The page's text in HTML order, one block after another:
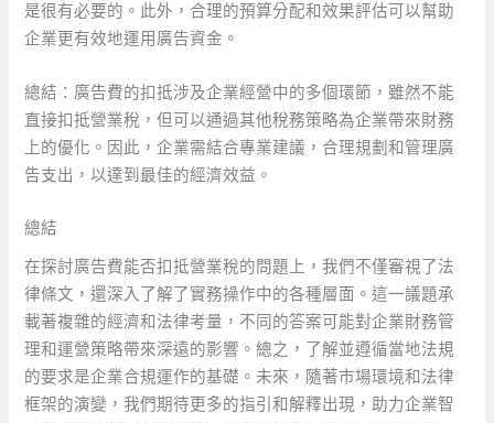
是很有必要的。此外，合理的預算分配和效果評估可以幫助
企業更有效地運用廣告資金。
總結：廣告費的扣抵涉及企業經營中的多個環節，雖然不能
直接扣抵營業稅，但可以通過其他稅務策略為企業帶來財務
上的優化。因此，企業需結合專業建議，合理規劃和管理廣
告支出，以達到最佳的經濟效益。
總結
在探討廣告費能否扣抵營業稅的問題上，我們不僅審視了法
律條文，還深入了解了實務操作中的各種層面。這一議題承
載著複雜的經濟和法律考量，不同的答案可能對企業財務管
理和運營策略帶來深遠的影響。總之，了解並遵循當地法規
的要求是企業合規運作的基礎。未來，隨著市場環境和法律
框架的演變，我們期待更多的指引和解釋出現，助力企業智